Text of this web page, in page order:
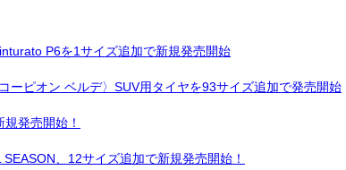
P6を1サイズ追加で新規発売開始
ーピオン ベルデ〉SUV用タイヤを93サイズ追加で発売開始
発売開始！
、12サイズ追加で新規発売開始！